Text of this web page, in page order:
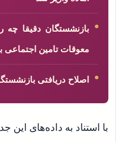
بازنشستگان دقیقا
معوقات تامین
اصلاح دریافتی
با استناد به داده‌های